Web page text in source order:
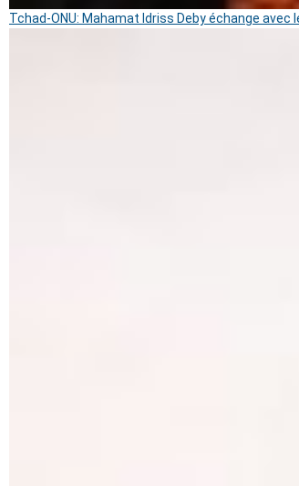
Tchad-ONU: Mahamat Idriss Deby échange avec